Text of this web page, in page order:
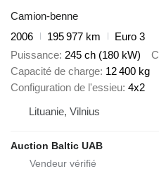
Camion-benne
2006
195 977 km
Euro 3
Puissance 245 ch (180 kW)
Capacité de charge 12 400 kg
Configuration de l'essieu 4x2
Lituanie, Vilnius
Auction Baltic UAB